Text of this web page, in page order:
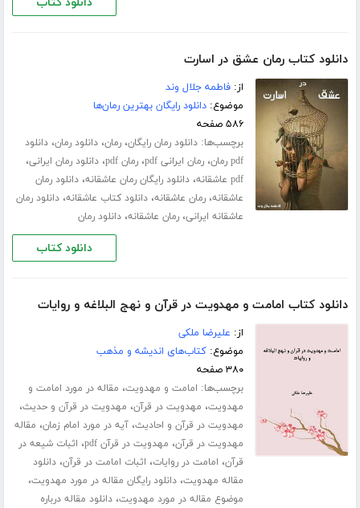
دانلود کتاب رمان عشق در اسارت
از:فاطمه جلال‌ وند
موضوع:دانلود رایگان بهترین رمان‌ها
۵۸۶ صفحه
برچسب‌ها:دانلود رمان رایگان،رمان،دانلود رمان،دانلود
pdf رمان
،رمان ایرانی pdf ،رمان pdf ،دانلود رمان ایرانی،
pdf عاشقانه ،دانلود رایگان رمان عاشقانه،دانلود رمان
عاشقانه،رمان عاشقانه،دانلود کتاب عاشقانه،دانلود رمان
عاشقانه ایرانی،رمان عاشقانه،دانلود رمان
دانلود کتاب
دانلود کتاب امامت و مهدویت در قرآن و نهج البلاغه و روایات
از: علیرضا ملکی
موضوع:کتاب‌های اندیشه و مذهب
۳۸۰ صفحه
برچسب‌ها: امامت و مهدویت، مقاله در مورد امامت و
مهدویت، مهدویت در قرآن، مهدویت در قرآن و حدیث،
مهدویت در قرآن و احادیث،آیه در مورد امام زمان، مقاله
مهدویت در قرآن، مهدویت در قرآن pdf ، اثبات شیعه در
قرآن، امامت در روایات، اثبات امامت در قرآن،دانلود
مقاله مهدویت،دانلود رایگان مقاله در مورد مهدویت،
موضوع مقاله در مورد مهدویت،دانلود مقاله درباره